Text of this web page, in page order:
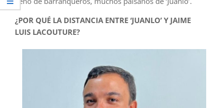
¿POR QUÉ LA DISTANCIA ENTRE ‘JUANLO’ Y JAIME
LUIS LACOUTURE?